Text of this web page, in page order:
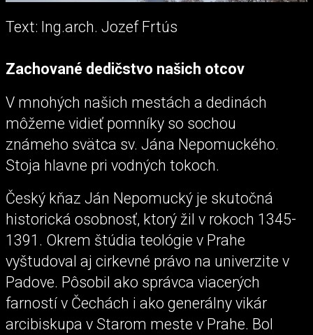
Text: Ing.arch. Jozef Frtús
Zachované dedičstvo našich otcov
V mnohých našich mestách a dedinách
môžeme vidieť pomníky so sochou
známeho svätca sv. Jána Nepomuckého.
Stoja hlavne pri vodných tokoch.
Český kňaz Ján Nepomucký je skutočná
historická osobnosť, ktorý žil v rokoch 1345-
1391. Okrem štúdia teológie v Prahe
vyštudoval aj cirkevné právo na univerzite v
Padove. Pôsobil ako správca viacerých
farností v Čechách i ako generálny vikár
arcibiskupa v Starom meste v Prahe. Bol